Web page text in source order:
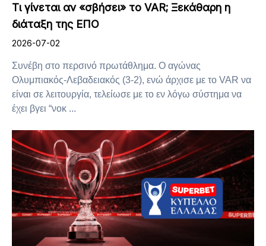
Τι γίνεται αν «σβήσει» το VAR; Ξεκάθαρη η
διάταξη της ΕΠΟ
2026-07-02
Συνέβη στο περσινό πρωτάθλημα. Ο αγώνας
Ολυμπιακός-Λεβαδειακός (3-2), ενώ άρχισε με το VAR να
είναι σε λειτουργία, τελείωσε με το εν λόγω σύστημα να
έχει βγει “νοκ ...